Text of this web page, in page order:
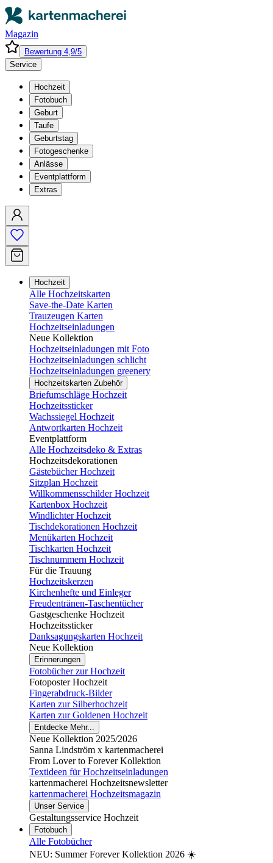
Magazin
Bewertung 4,9/5
Service
Hochzeit
Fotobuch
Geburt
Taufe
Geburtstag
Fotogeschenke
Anlässe
Eventplattform
Extras
Hochzeit
Alle Hochzeitskarten
Save-the-Date Karten
Trauzeugen Karten
Hochzeitseinladungen
Neue Kollektion
Hochzeitseinladungen mit Foto
Hochzeitseinladungen schlicht
Hochzeitseinladungen greenery
Hochzeitskarten Zubehör
Briefumschläge Hochzeit
Hochzeitssticker
Wachssiegel Hochzeit
Antwortkarten Hochzeit
Eventplattform
Alle Hochzeitsdeko & Extras
Hochzeitsdekorationen
Gästebücher Hochzeit
Sitzplan Hochzeit
Willkommensschilder Hochzeit
Kartenbox Hochzeit
Windlichter Hochzeit
Tischdekorationen Hochzeit
Menükarten Hochzeit
Tischkarten Hochzeit
Tischnummern Hochzeit
Für die Trauung
Hochzeitskerzen
Kirchenhefte und Einleger
Freudentränen-Taschentücher
Gastgeschenke Hochzeit
Hochzeitssticker
Danksagungskarten Hochzeit
Neue Kollektion
Erinnerungen
Fotobücher zur Hochzeit
Fotoposter Hochzeit
Fingerabdruck-Bilder
Karten zur Silberhochzeit
Karten zur Goldenen Hochzeit
Entdecke Mehr...
Neue Kollektion 2025/2026
Sanna Lindström x kartenmacherei
From Lover to Forever Kollektion
Textideen für Hochzeitseinladungen
kartenmacherei Hochzeitsnewsletter
kartenmacherei Hochzeitsmagazin
Unser Service
Gestaltungsservice Hochzeit
Fotobuch
Alle Fotobücher
NEU: Summer Forever Kollektion 2026 ☀️